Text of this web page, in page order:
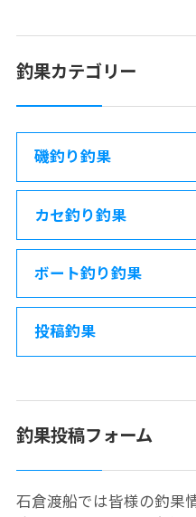
釣果カテゴリー
磯釣り釣果
カセ釣り釣果
ボート釣り釣果
投稿釣果
釣果投稿フォーム
石倉渡船では皆様の釣果